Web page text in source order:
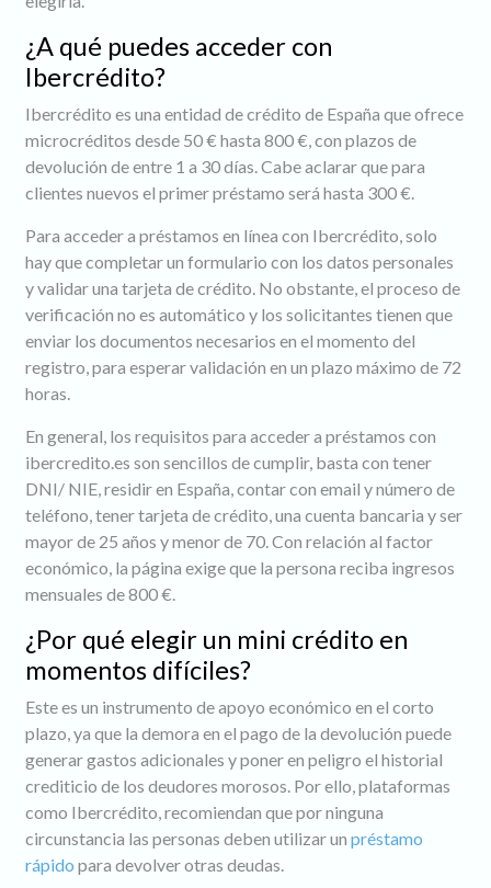
¿A qué puedes acceder con
Ibercrédito?
Ibercrédito es una entidad de crédito de España que ofrece
microcréditos desde 50 € hasta 800 €, con plazos de
devolución de entre 1 a 30 días. Cabe aclarar que para
clientes nuevos el primer préstamo será hasta 300 €.
Para acceder a préstamos en línea con Ibercrédito, solo
hay que completar un formulario con los datos personales
y validar una tarjeta de crédito. No obstante, el proceso de
verificación no es automático y los solicitantes tienen que
enviar los documentos necesarios en el momento del
registro, para esperar validación en un plazo máximo de 72
horas.
En general, los requisitos para acceder a préstamos con
ibercredito.es son sencillos de cumplir, basta con tener
DNI/ NIE, residir en España, contar con email y número de
teléfono, tener tarjeta de crédito, una cuenta bancaria y ser
mayor de 25 años y menor de 70. Con relación al factor
económico, la página exige que la persona reciba ingresos
mensuales de 800 €.
¿Por qué elegir un mini crédito en
momentos difíciles?
Este es un instrumento de apoyo económico en el corto
plazo, ya que la demora en el pago de la devolución puede
generar gastos adicionales y poner en peligro el historial
crediticio de los deudores morosos. Por ello, plataformas
como Ibercrédito, recomiendan que por ninguna
circunstancia las personas deben utilizar unpréstamo
rápido para devolver otras deudas.